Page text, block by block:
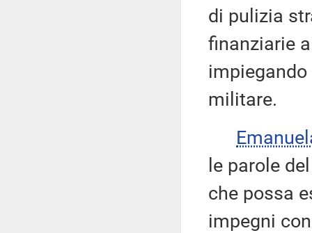
di pulizia
finanziarie
militare.
le parole
che possa
impegni